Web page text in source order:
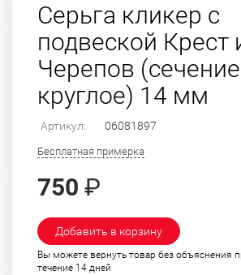
Серьга кликер с
подвеской Крест
Черепов (сечение
круглое) 14 мм
Артикул: 06081897
Бесплатная примерка
750 ₽
Добавить в корзину
Вы можете вернуть товар без объяснения
течение 14 дней